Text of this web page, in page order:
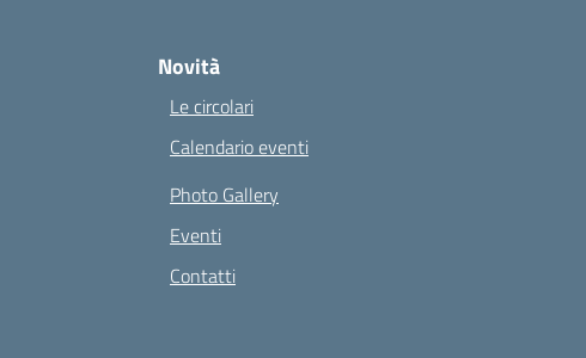
Novità
Le circolari
Calendario eventi
Photo Gallery
Eventi
Contatti